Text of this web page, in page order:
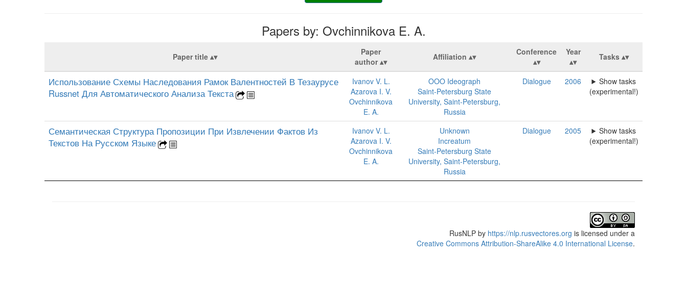
Papers by: Ovchinnikova E. A.
Paper title
Paper
author
Affiliation Conference Year Tasks
Использование Схемы Наследования Рамок Валентностей В Тезаурусе
Russnet Для Автоматического Анализа Текста
Ivanov V. L.
Azarova I. V.
Ovchinnikova
E. A.
OOO Ideograph
Saint-Petersburg State
University, Saint-Petersburg,
Russia
Dialogue 2006
Show tasks
(experimental!)
Семантическая Структура Пропозиции При Извлечении Фактов Из
Текстов На Русском Языке
Ivanov V. L.
Azarova I. V.
Ovchinnikova
E. A.
Unknown
Increatum
Saint-Petersburg State
University, Saint-Petersburg,
Russia
Dialogue 2005
Show tasks
(experimental!)
RusNLP by https://nlp.rusvectores.org is licensed under a
Creative Commons Attribution-ShareAlike 4.0 International License.